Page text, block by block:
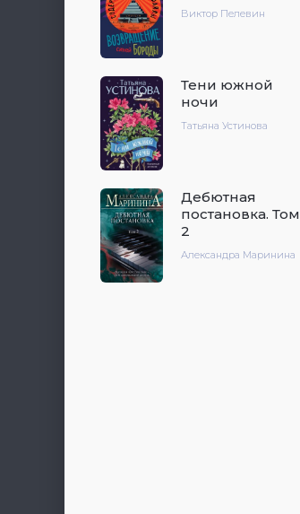
Виктор Пелевин
Тени южной
ночи
Татьяна Устинова
Дебютная
постановка. Том
2
Александра Маринина